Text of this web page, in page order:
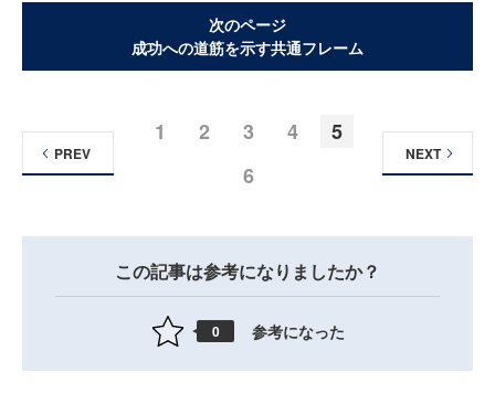
次のページ
成功への道筋を示す共通フレーム
1 2 3 4
5
6
PREV NEXT
この記事は参考になりましたか？
0 参考になった